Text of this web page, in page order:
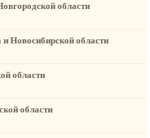
области
Новосибирской области
области
области